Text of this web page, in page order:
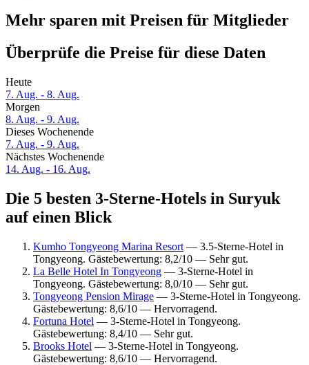
Mehr sparen mit Preisen für Mitglieder
Überprüfe die Preise für diese Daten
Heute
7. Aug. - 8. Aug.
Morgen
8. Aug. - 9. Aug.
Dieses Wochenende
7. Aug. - 9. Aug.
Nächstes Wochenende
14. Aug. - 16. Aug.
Die 5 besten 3-Sterne-Hotels in Suryuk
auf einen Blick
Kumho Tongyeong Marina Resort — 3.5-Sterne-Hotel in
Tongyeong. Gästebewertung: 8,2/10 — Sehr gut.
La Belle Hotel In Tongyeong — 3-Sterne-Hotel in
Tongyeong. Gästebewertung: 8,0/10 — Sehr gut.
Tongyeong Pension Mirage — 3-Sterne-Hotel in Tongyeong.
Gästebewertung: 8,6/10 — Hervorragend.
Fortuna Hotel — 3-Sterne-Hotel in Tongyeong.
Gästebewertung: 8,4/10 — Sehr gut.
Brooks Hotel — 3-Sterne-Hotel in Tongyeong.
Gästebewertung: 8,6/10 — Hervorragend.